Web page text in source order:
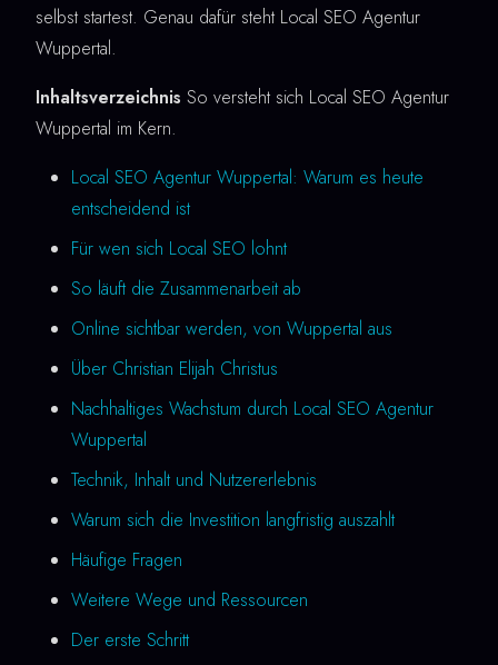
selbst startest. Genau dafür steht Local SEO Agentur
Wuppertal.
Inhaltsverzeichnis So versteht sich Local SEO Agentur
Wuppertal im Kern.
Local SEO Agentur Wuppertal: Warum es heute
entscheidend ist
Für wen sich Local SEO lohnt
So läuft die Zusammenarbeit ab
Online sichtbar werden, von Wuppertal aus
Über Christian Elijah Christus
Nachhaltiges Wachstum durch Local SEO Agentur
Wuppertal
Technik, Inhalt und Nutzererlebnis
Warum sich die Investition langfristig auszahlt
Häufige Fragen
Weitere Wege und Ressourcen
Der erste Schritt